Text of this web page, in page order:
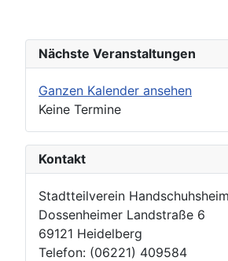
Nächste Veranstaltungen
Ganzen Kalender ansehen
Keine Termine
Kontakt
Stadtteilverein
Dossenheimer Landstraße 6
69121 Heidelberg
Telefon: (06221) 409584